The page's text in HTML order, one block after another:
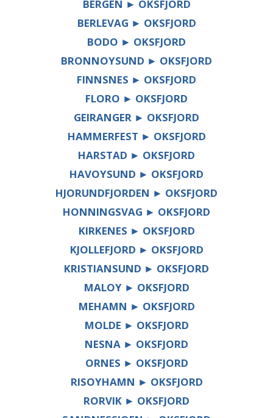
BERGEN ► OKSFJORD
BERLEVAG ► OKSFJORD
BODO ► OKSFJORD
BRONNOYSUND ► OKSFJORD
FINNSNES ► OKSFJORD
FLORO ► OKSFJORD
GEIRANGER ► OKSFJORD
HAMMERFEST ► OKSFJORD
HARSTAD ► OKSFJORD
HAVOYSUND ► OKSFJORD
HJORUNDFJORDEN ► OKSFJORD
HONNINGSVAG ► OKSFJORD
KIRKENES ► OKSFJORD
KJOLLEFJORD ► OKSFJORD
KRISTIANSUND ► OKSFJORD
MALOY ► OKSFJORD
MEHAMN ► OKSFJORD
MOLDE ► OKSFJORD
NESNA ► OKSFJORD
ORNES ► OKSFJORD
RISOYHAMN ► OKSFJORD
RORVIK ► OKSFJORD